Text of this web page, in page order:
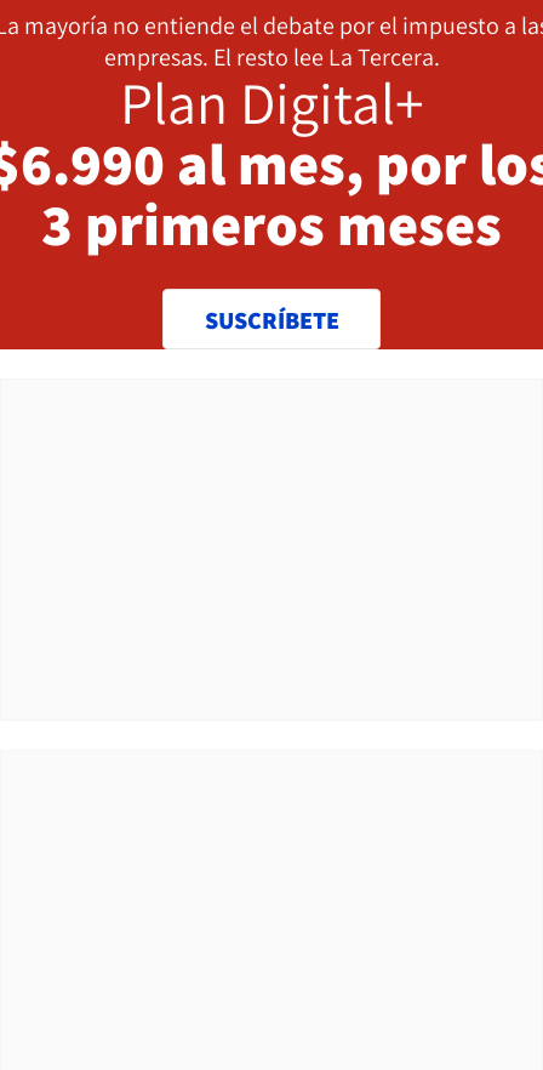
mayoría no entiende el debate por el impuesto a
empresas. El resto lee La Tercera.
Plan Digital+
al mes, por
3 primeros meses
SUSCRÍBETE